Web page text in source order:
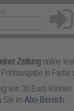
Anmelden
Zeitung online
in Farbe
von 30 Euro
Sie imAbo-Bereich.